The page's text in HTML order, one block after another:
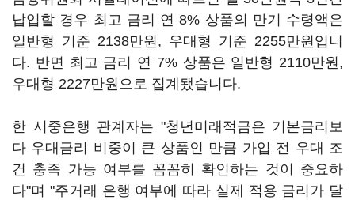
납입할 경우 최고 금리 연 8% 상품의 만기 수령액은
일반형 기준 2138만원, 우대형 기준 2255만원입니
다. 반면 최고 금리 연 7% 상품은 일반형 2110만원,
우대형 2227만원으로 집계됐습니다.
한 시중은행 관계자는 "청년미래적금은 기본금리보
다 우대금리 비중이 큰 상품인 만큼 가입 전 우대 조
건 충족 가능 여부를 꼼꼼히 확인하는 것이 중요하
다"며 "주거래 은행 여부에 따라 실제 적용 금리가 달